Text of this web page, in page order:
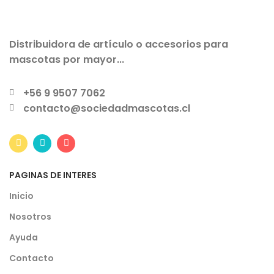
Distribuidora de artículo o accesorios para
mascotas por mayor...
+56 9 9507 7062
contacto@sociedadmascotas.cl
PAGINAS DE INTERES
Inicio
Nosotros
Ayuda
Contacto